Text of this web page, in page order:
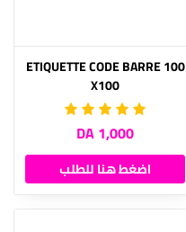
ETIQUETTE CODE BARRE 100
X100
1,000 DA
اضغط هنا للطلب